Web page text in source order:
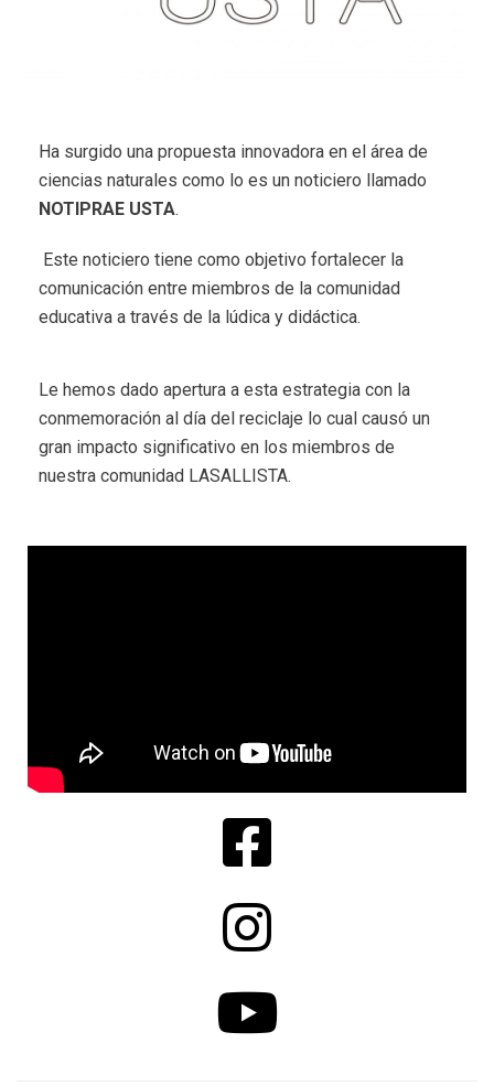
Ha surgido una propuesta innovadora en el área de
ciencias naturales como lo es un noticiero llamado
NOTIPRAE USTA.
Este noticiero tiene como objetivo fortalecer la
comunicación entre miembros de la comunidad
educativa a través de la lúdica y didáctica.
Le hemos dado apertura a esta estrategia con la
conmemoración al día del reciclaje lo cual causó un
gran impacto significativo en los miembros de
nuestra comunidad LASALLISTA.